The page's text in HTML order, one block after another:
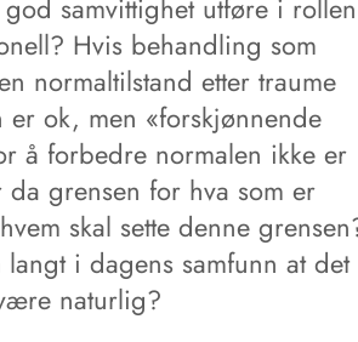
samvittighet utføre i rollen
Hvis behandling som
normaltilstand etter traume
er ok, men «forskjønnende
å forbedre normalen ikke er
grensen for hva som er
skal sette denne
i dagens samfunn at det
naturlig?